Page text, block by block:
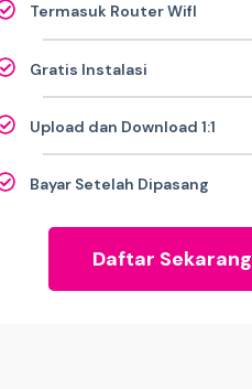
Termasuk Router WifI
Gratis Instalasi
Upload dan Download 1:1
Bayar Setelah Dipasang
Daftar Sekarang